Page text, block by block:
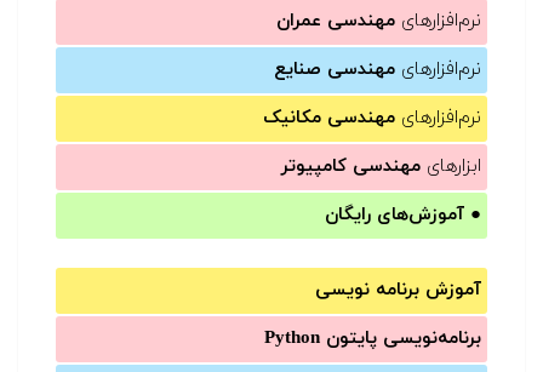
نرم‌افزارهای مهندسی عمران
نرم‌افزارهای مهندسی صنایع
نرم‌افزارهای مهندسی مکانیک
ابزارهای مهندسی کامپیوتر
● آموزش‌های رایگان
آموزش برنامه نویسی
برنامه‌نویسی پایتون Python